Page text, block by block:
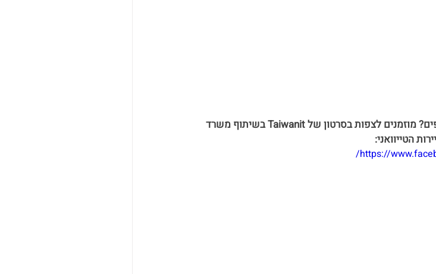
רוצים להכיר מטעמים טייוואניים מיוחדים נוספים? מוזמנים לצפות בסרטון של Taiwanit בשיתוף משרד
הטייוואני:
https://